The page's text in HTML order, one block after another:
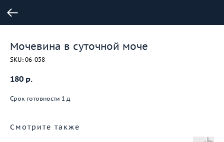
Мочевина в суточной моче
SKU: 06-058
180 р.
Срок готовности 1 д
Смотрите также